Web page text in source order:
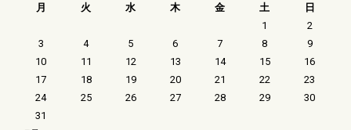
月
火 水 木 金 土
日
1
2
3
4 5 6 7 8
9
10
11 12 13 14 15
16
17
18 19 20 21 22
23
24
25 26 27 28 29
30
31